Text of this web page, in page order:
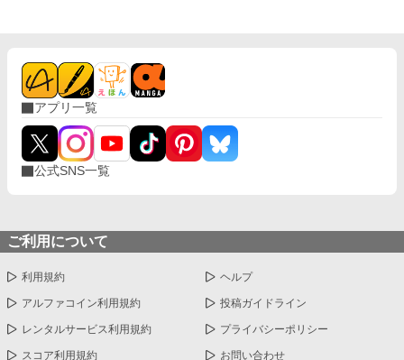
アプリ一覧
公式SNS一覧
ご利用について
利用規約 ヘルプ
アルファコイン利用規約 投稿ガイドライン
レンタルサービス利用規約 プライバシーポリシー
スコア利用規約 お問い合わせ